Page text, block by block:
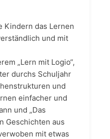
Kindern das Lernen
und mit
„Lern mit Logio“,
durchs Schuljahr
und
einfacher und
und „Das
Geschichten aus
mit etwas